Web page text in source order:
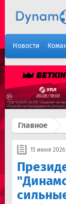
Новости
Главное
15 июня 2026